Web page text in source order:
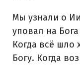
Мы узнали о
уповал на
Когда всё шло
Богу. Когда